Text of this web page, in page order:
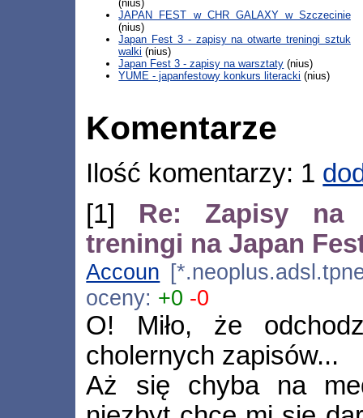
(nius)
JAPAN FEST w CHR GALAXY w Szczecinie
(nius)
Japan Fest 3 - zapisy na otwarte treningi sztuk
walki (nius)
Japan Fest 3 - zapisy na warsztaty (nius)
YUME - japanfestowy konkurs literacki (nius)
Komentarze
Ilość komentarzy: 1
[1] Re: Zapisy na
treningi na Japan
Accoun
oceny: +0 -0
O! Miło, że
cholernych zapisów...
Aż się chyba na